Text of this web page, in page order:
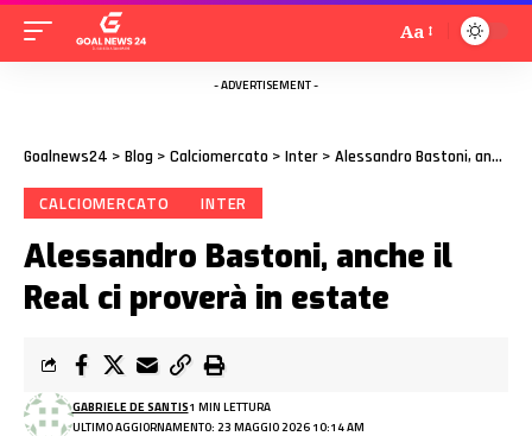
Aa
- ADVERTISEMENT -
Goalnews24 > Blog > Calciomercato > Inter > Alessandro Bastoni, anche il Real ci proverà in estate
CALCIOMERCATO INTER
Alessandro Bastoni, anche il
Real ci proverà in estate
ULTIMO AGGIORNAMENTO: 23 MAGGIO 2026 10:14 AM
GABRIELE DE SANTIS1 MIN LETTURA